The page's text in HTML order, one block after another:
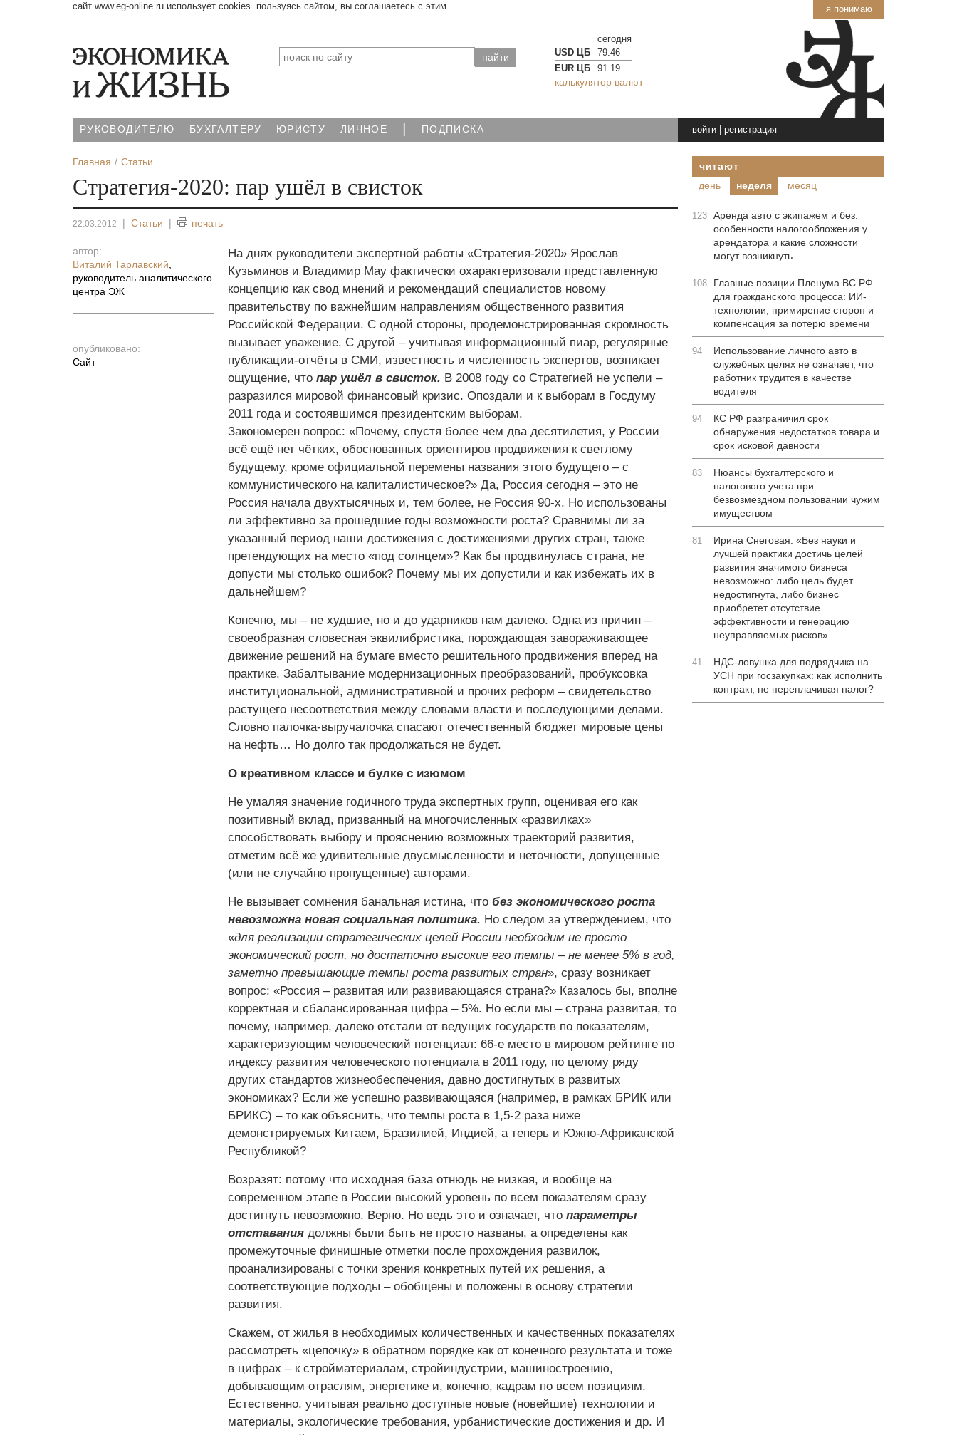
я понимаю
сайт www.eg-online.ru использует cookies. пользуясь сайтом, вы соглашаетесь с этим.
сегодня
USD ЦБ
79.46
EUR ЦБ
91.19
калькулятор валют
РУКОВОДИТЕЛЮ БУХГАЛТЕРУ ЮРИСТУ ЛИЧНОЕ | ПОДПИСКА войти| регистрация
Главная Статьи
Стратегия-2020: пар ушёл в свисток
22.03.2012 | Статьи | печать
автор:
Виталий Тарлавский
руководитель аналитического
центра ЭЖ
опубликовано:
Cайт
На днях руководители экспертной работы «Стратегия-2020» Ярослав
Кузьминов и Владимир Мау фактически охарактеризовали представленную
концепцию как свод мнений и рекомендаций специалистов новому
правительству по важнейшим направлениям общественного развития
Российской Федерации. С одной стороны, продемонстрированная скромность
вызывает уважение. С другой – учитывая информационный пиар, регулярные
публикации-отчёты в СМИ, известность и численность экспертов, возникает
ощущение, что пар ушёл в свисток. В 2008 году со Стратегией не успели –
разразился мировой финансовый кризис. Опоздали и к выборам в Госдуму
2011 года и состоявшимся президентским выборам.
Закономерен вопрос: «Почему, спустя более чем два десятилетия, у России
всё ещё нет чётких, обоснованных ориентиров продвижения к светлому
будущему, кроме официальной перемены названия этого будущего – с
коммунистического на капиталистическое?» Да, Россия сегодня – это не
Россия начала двухтысячных и, тем более, не Россия 90-х. Но использованы
ли эффективно за прошедшие годы возможности роста? Сравнимы ли за
указанный период наши достижения с достижениями других стран, также
претендующих на место «под солнцем»? Как бы продвинулась страна, не
допусти мы столько ошибок? Почему мы их допустили и как избежать их в
дальнейшем?
Конечно, мы – не худшие, но и до ударников нам далеко. Одна из причин –
своеобразная словесная эквилибристика, порождающая завораживающее
движение решений на бумаге вместо решительного продвижения вперед на
практике. Забалтывание модернизационных преобразований, пробуксовка
институциональной, административной и прочих реформ – свидетельство
растущего несоответствия между словами власти и последующими делами.
Словно палочка-выручалочка спасают отечественный бюджет мировые цены
на нефть… Но долго так продолжаться не будет.
О креативном классе и булке с изюмом
Не умаляя значение годичного труда экспертных групп, оценивая его как
позитивный вклад, призванный на многочисленных «развилках»
способствовать выбору и прояснению возможных траекторий развития,
отметим всё же удивительные двусмысленности и неточности, допущенные
(или не случайно пропущенные) авторами.
Не вызывает сомнения банальная истина, что без экономического роста
невозможна новая социальная политика. Но следом за утверждением, что
«для реализации стратегических целей России необходим не просто
экономический рост, но достаточно высокие его темпы – не менее 5% в год,
заметно превышающие темпы роста развитых стран», сразу возникает
вопрос: «Россия – развитая или развивающаяся страна?» Казалось бы, вполне
корректная и сбалансированная цифра – 5%. Но если мы – страна развитая, то
почему, например, далеко отстали от ведущих государств по показателям,
характеризующим человеческий потенциал: 66-е место в мировом рейтинге по
индексу развития человеческого потенциала в 2011 году, по целому ряду
других стандартов жизнеобеспечения, давно достигнутых в развитых
экономиках? Если же успешно развивающаяся (например, в рамках БРИК или
БРИКС) – то как объяснить, что темпы роста в 1,5-2 раза ниже
демонстрируемых Китаем, Бразилией, Индией, а теперь и Южно-Африканской
Республикой?
Возразят: потому что исходная база отнюдь не низкая, и вообще на
современном этапе в России высокий уровень по всем показателям сразу
достигнуть невозможно. Верно. Но ведь это и означает, что параметры
отставаниядолжны были быть не просто названы, а определены как
промежуточные финишные отметки после прохождения развилок,
проанализированы с точки зрения конкретных путей их решения, а
соответствующие подходы – обобщены и положены в основу стратегии
развития.
Скажем, от жилья в необходимых количественных и качественных показателях
рассмотреть «цепочку» в обратном порядке как от конечного результата и тоже
в цифрах – к стройматериалам, стройиндустрии, машиностроению,
добывающим отраслям, энергетике и, конечно, кадрам по всем позициям.
Естественно, учитывая реально доступные новые (новейшие) технологии и
материалы, экологические требования, урбанистические достижения и др. И
читают
день
неделя месяц
123 Аренда авто с экипажем и без:
особенности налогообложения у
арендатора и какие сложности
могут возникнуть
108
Главные позиции Пленума ВС РФ
для гражданского процесса: ИИ-
технологии, примирение сторон и
компенсация за потерю времени
94
Использование личного авто в
служебных целях не означает, что
работник трудится в качестве
водителя
94
КС РФ разграничил срок
обнаружения недостатков товара и
срок исковой давности
83
Нюансы бухгалтерского и
налогового учета при
безвозмездном пользовании чужим
имуществом
81
Ирина Снеговая: «Без науки и
лучшей практики достичь целей
развития значимого бизнеса
невозможно: либо цель будет
недостигнута, либо бизнес
приобретет отсутствие
эффективности и генерацию
неуправляемых рисков»
41
НДС-ловушка для подрядчика на
УСН при госзакупках: как исполнить
контракт, не переплачивая налог?